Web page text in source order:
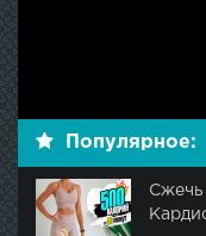
Популярное: